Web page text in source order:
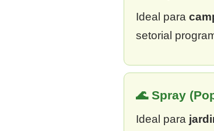
Ideal para
setorial
🌊 Spray
Ideal para